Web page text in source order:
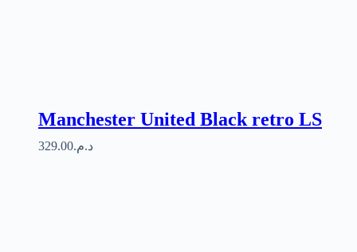
Manchester United Black retro LS
د.م.329.00